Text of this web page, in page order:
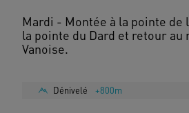
Mardi - Montée à la pointe de
la pointe du Dard et retour au
Vanoise.
Dénivelé +800m